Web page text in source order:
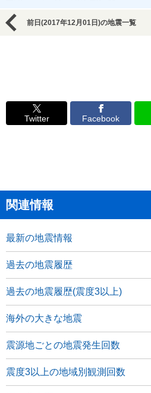
前日(2017年12月01日)の地震一覧
Twitter Facebook
関連情報
最新の地震情報
過去の地震履歴
過去の地震履歴(震度3以上)
海外の大きな地震
震源地ごとの地震発生回数
震度3以上の地域別観測回数